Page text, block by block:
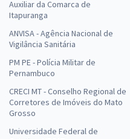
Auxiliar da Comarca de
Itapuranga
ANVISA - Agência Nacional de
Vigilância Sanitária
PM PE - Polícia Militar de
Pernambuco
CRECI MT - Conselho Regional de
Corretores de Imóveis do Mato
Grosso
Universidade Federal de